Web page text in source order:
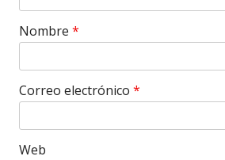
Nombre *
Correo electrónico *
Web